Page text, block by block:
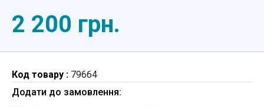
2 200 грн.
Код товару : 79664
Додати до замовлення: